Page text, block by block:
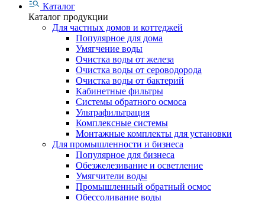
Каталог
Каталог продукции
Для частных домов и коттеджей
Популярное для дома
Умягчение воды
Очистка воды от железа
Очистка воды от сероводорода
Очистка воды от бактерий
Кабинетные фильтры
Системы обратного осмоса
Ультрафильтрация
Комплексные системы
Монтажные комплекты для установки
Для промышленности и бизнеса
Популярное для бизнеса
Обезжелезивание и осветление
Умягчители воды
Промышленный обратный осмос
Обессоливание воды